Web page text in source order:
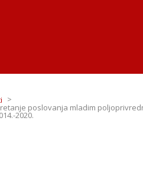
>
poslovanja mladim
2020.